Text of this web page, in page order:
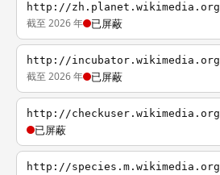
http://zh.planet.wikimedia.org
截至 2026 年 已屏蔽
http://incubator.wikimedia.org
截至 2026 年 已屏蔽
http://checkuser.wikimedia.org
已屏蔽
http://species.m.wikimedia.org